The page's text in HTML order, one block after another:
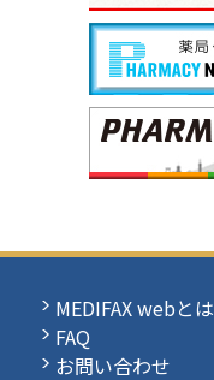
MEDIFAX webとは
FAQ
お問い合わせ